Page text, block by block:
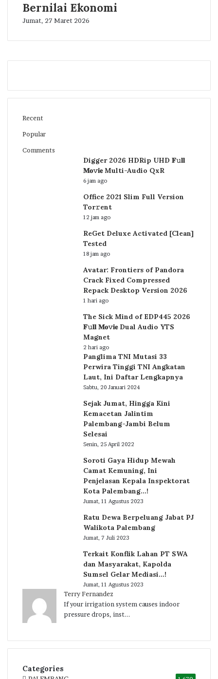
Bernilai Ekonomi
Jumat, 27 Maret 2026
Recent
Popular
Comments
Digger 2026 HDRip UHD 𝐅𝚞𝐥𝐥
𝐌𝐨𝚟𝐢𝐞 Multi-Audio QxR
6 jam ago
Office 2021 Slim Full Version
Tor𝚛ent
12 jam ago
ReGet Deluxe Activated [Clean]
Tested
18 jam ago
Avatar: Frontiers of Pandora
Crack Fixed Compressed
Repack Desktop Version 2026
1 hari ago
The Sick Mind of EDP445 2026
𝐅𝚞𝐥𝐥 𝐌𝐨𝚟𝐢𝐞 Dual Audio YTS
Magnet
2 hari ago
Panglima TNI Mutasi 33
Perwira Tinggi TNI Angkatan
Laut, Ini Daftar Lengkapnya
Sabtu, 20 Januari 2024
Sejak Jumat, Hingga Kini
Kemacetan Jalintim
Palembang-Jambi Belum
Selesai
Senin, 25 April 2022
Soroti Gaya Hidup Mewah
Camat Kemuning, Ini
Penjelasan Kepala Inspektorat
Kota Palembang…!
Jumat, 11 Agustus 2023
Ratu Dewa Berpeluang Jabat PJ
Walikota Palembang
Jumat, 7 Juli 2023
Terkait Konflik Lahan PT SWA
dan Masyarakat, Kapolda
Sumsel Gelar Mediasi…!
Jumat, 11 Agustus 2023
Terry Fernandez
If your irrigation system causes indoor
pressure drops, inst...
Categories